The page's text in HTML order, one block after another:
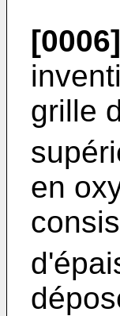
[0006]
grille
en